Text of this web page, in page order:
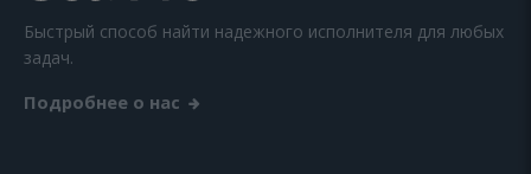
Быстрый способ найти надежного исполнителя для любых
задач.
Подробнее о нас